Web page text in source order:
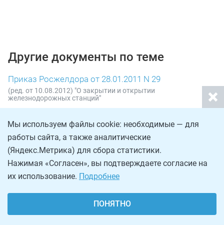
Другие документы по теме
Приказ Росжелдора от 28.01.2011 N 29
(ред. от 10.08.2012) "О закрытии и открытии
железнодорожных станций"
"Об утверждении Порядка определения предельно
допустимого значения просроченной кредиторской
задолженности федерального бюджетного учреждения,
находящегося в ведении Федерального агентства морского и
речного транспорта, превышение которого влечет
расторжение трудового договора с руководителем
федерального бюджетного учреждения по инициативе
работодателя в соответствии с Трудовым кодексом
05.04.2011 N 20417)
Мы используем файлы cookie: необходимые — для
работы сайта, а также аналитические
(Яндекс.Метрика) для сбора статистики.
Нажимая «Согласен», вы подтверждаете согласие на
их использование. Подробнее
ПОНЯТНО